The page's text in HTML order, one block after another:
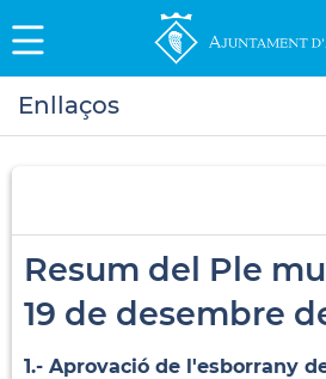
Enllaços
Resum del Ple
19 de desembre
1.- Aprovació de l'esborrany